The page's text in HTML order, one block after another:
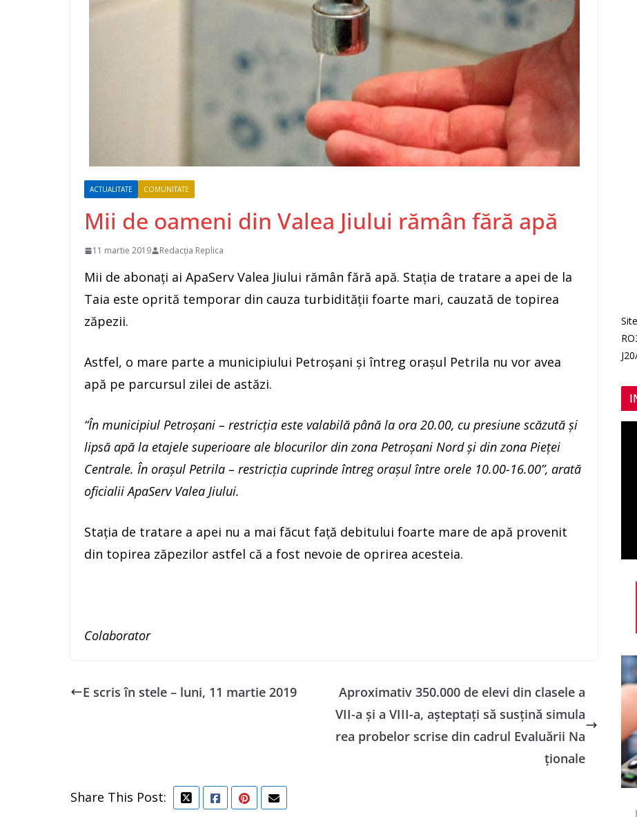
ACTUALITATE COMUNITATE
Mii de oameni din Valea Jiului rămân fără apă
11 martie 2019 Redacția Replica
Mii de abonați ai ApaServ Valea Jiului rămân fără apă. Staţia de tratare a apei de la
Taia este oprită temporar din cauza turbidităţii foarte mari, cauzată de topirea
zăpezii.
Astfel, o mare parte a municipiului Petroșani și întreg orașul Petrila nu vor avea
apă pe parcursul zilei de astăzi.
“În municipiul Petroşani – restricţia este valabilă până la ora 20.00, cu presiune scăzută şi
lipsă apă la etajele superioare ale blocurilor din zona Petroşani Nord şi din zona Pieţei
Centrale. În oraşul Petrila – restricţia cuprinde întreg oraşul între orele 10.00-16.00”, arată
oficialii ApaServ Valea Jiului.
Stația de tratare a apei nu a mai făcut față debitului foarte mare de apă provenit
din topirea zăpezilor astfel că a fost nevoie de oprirea acesteia.
Colaborator
E scris în stele – luni, 11 martie 2019
Aproximativ 350.000 de elevi din clasele a
VII-a şi a VIII-a, aşteptaţi să susţină simula
rea probelor scrise din cadrul Evaluării Na
ţionale
Share This Post: